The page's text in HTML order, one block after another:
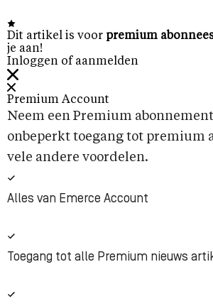
Dit artikel is voor premium
je aan!
Inloggen of aanmelden
Premium Account
Neem een Premium
onbeperkt toegang tot premium
vele andere voordelen.
Alles van Emerce Account
Toegang tot alle Premium nieuws